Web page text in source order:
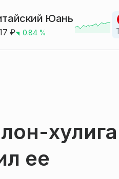
Юань
₽ 0.84%
ее